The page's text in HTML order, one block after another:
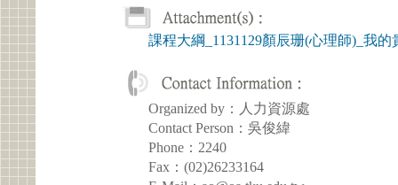
課程大綱_1131129顏辰珊(心理師)_我
Organized by：人力資源處
Contact Person：吳俊緯
Phone：2240
Fax：(02)26233164